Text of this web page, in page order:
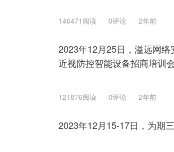
146471阅读 0评论 2年前
2023年12月25日，溢远网
近视防控智能设备招商培训
121876阅读 0评论 2年前
2023年12月15-17日，为期